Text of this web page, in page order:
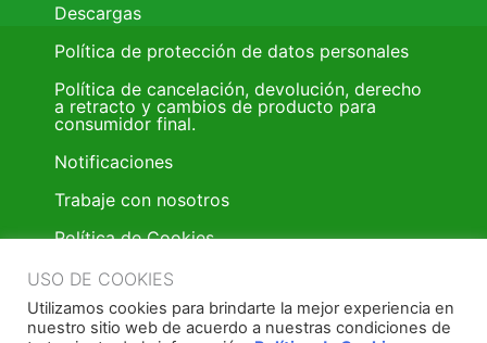
USO DE COOKIES
Utilizamos cookies para brindarte la mejor experiencia en
nuestro sitio web de acuerdo a nuestras condiciones de
Descargas
Política de protección de datos personales
Política de cancelación, devolución, derecho
a retracto y cambios de producto para
consumidor final.
Notificaciones
Trabaje con nosotros
Política de Cookies
Trabaje con nosotros
Política donación de pintura